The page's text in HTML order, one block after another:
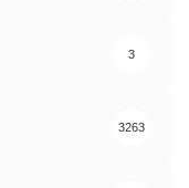
3
3263